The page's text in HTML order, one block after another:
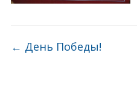
← День Победы!